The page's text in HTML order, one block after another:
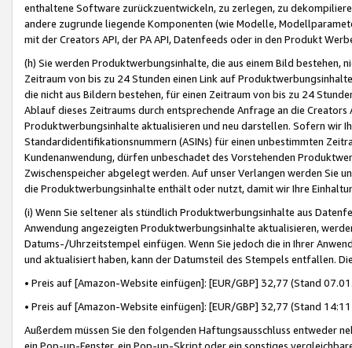
enthaltene Software zurückzuentwickeln, zu zerlegen, zu
andere zugrunde liegende Komponenten (wie Modelle,
mit der Creators API, der PA API, Datenfeeds oder in den Produkt
(h) Sie werden Produktwerbungsinhalte, die aus einem Bild bestehen,
Zeitraum von bis zu 24 Stunden einen Link auf
die nicht aus Bildern bestehen, für einen Zeitraum von bis zu 24
Ablauf dieses Zeitraums durch entsprechende Anfrage an die
Produktwerbungsinhalte aktualisieren und neu darstellen. Sofern wir
Standardidentifikationsnummern (ASINs) für einen unbestimmten
Kundenanwendung, dürfen unbeschadet des Vorstehenden
Zwischenspeicher abgelegt werden. Auf unser Verlangen werden Sie
die Produktwerbungsinhalte enthält oder nutzt, damit wir Ihre
(i) Wenn Sie seltener als stündlich Produktwerbungsinhalte aus
Anwendung angezeigten Produktwerbungsinhalte aktualisieren,
Datums-/Uhrzeitstempel einfügen. Wenn Sie jedoch die in Ihrer
und aktualisiert haben, kann der Datumsteil des Stempels entfallen.
• Preis auf [Amazon-Website einfügen]: [EUR/GBP] 32,77 (Stand
• Preis auf [Amazon-Website einfügen]: [EUR/GBP] 32,77 (Stand
Außerdem müssen Sie den folgenden Haftungsausschluss entweder
ein Pop-up-Fenster, ein Pop-up-Skript oder ein sonstiges